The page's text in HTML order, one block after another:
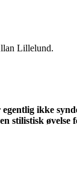
Lillelund.
ikke
stilistisk